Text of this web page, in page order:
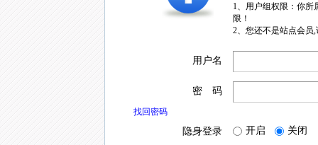
1、用户组权限：你所
限！
2、您还不是站点会员
用户名
密 码
找回密码
隐身登录 开启 关闭